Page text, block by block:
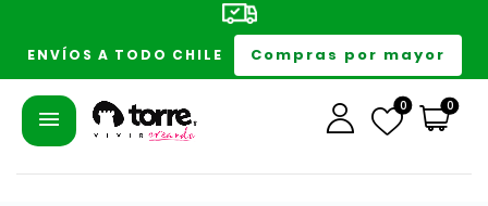
ENVÍOS A TODO CHILE Compras por mayor
0 0